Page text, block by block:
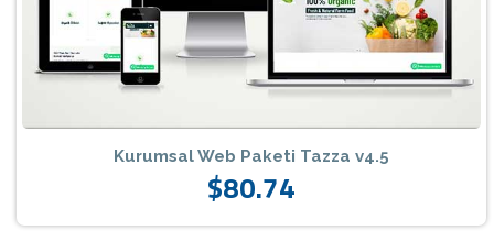
Kurumsal Web Paketi Tazza v4.5
$80.74